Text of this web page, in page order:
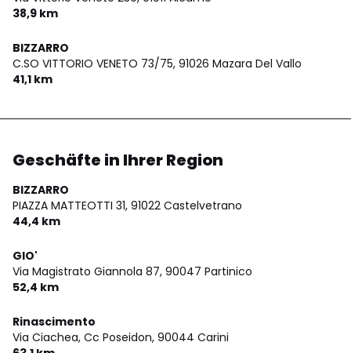
38,9 km
BIZZARRO
C.SO VITTORIO VENETO 73/75, 91026 Mazara Del Vallo
41,1 km
Geschäfte in Ihrer Region
BIZZARRO
PIAZZA MATTEOTTI 31, 91022 Castelvetrano
44,4 km
GIO'
Via Magistrato Giannola 87, 90047 Partinico
52,4 km
Rinascimento
Via Ciachea, Cc Poseidon, 90044 Carini